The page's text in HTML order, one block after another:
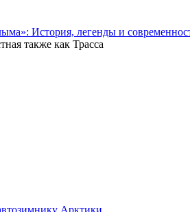
История, легенды и
также как Трасса
Арктики